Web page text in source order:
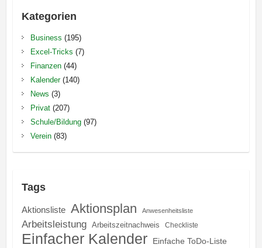
Kategorien
Business (195)
Excel-Tricks (7)
Finanzen(44)
Kalender(140)
News (3)
Privat(207)
Schule/Bildung(97)
Verein(83)
Tags
Aktionsliste Aktionsplan Anwesenheitsliste
Arbeitsleistung Arbeitszeitnachweis Checkliste
Einfacher Kalender Einfache ToDo-Liste